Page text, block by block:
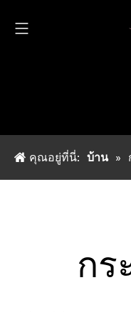
คุณอยู่ที่นี่: บ้าน »
กร